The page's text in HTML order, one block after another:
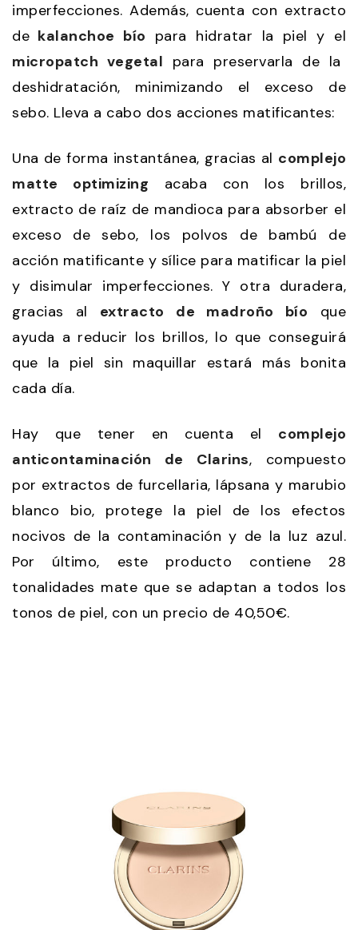
imperfecciones. Además, cuenta con extracto
de kalanchoe bío para hidratar la piel y el
micropatch vegetal para preservarla de la
deshidratación, minimizando el exceso de
sebo. Lleva a cabo dos acciones matificantes:
Una de forma instantánea, gracias al complejo
matte optimizing acaba con los brillos,
extracto de raíz de mandioca para absorber el
exceso de sebo, los polvos de bambú de
acción matificante y sílice para matificar la piel
y disimular imperfecciones. Y otra duradera,
gracias al extracto de madroño bío que
ayuda a reducir los brillos, lo que conseguirá
que la piel sin maquillar estará más bonita
cada día.
Hay que tener en cuenta el complejo
anticontaminación de Clarins, compuesto
por extractos de furcellaria, lápsana y marubio
blanco bio, protege la piel de los efectos
nocivos de la contaminación y de la luz azul.
Por último, este producto contiene 28
tonalidades mate que se adaptan a todos los
tonos de piel, con un precio de 40,50€.